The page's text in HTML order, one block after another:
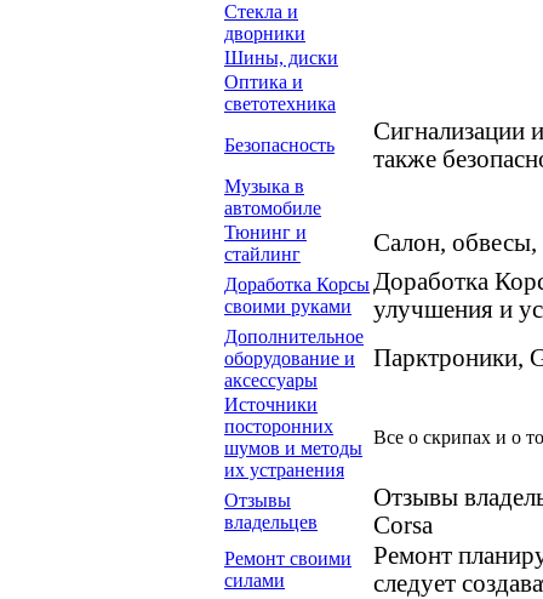
Стекла и
дворники
Шины, диски
Оптика и
светотехника
Безопасность
Сигнализации
также
Музыка в
автомобиле
Тюнинг и
стайлинг
Салон, обвесы,
Доработка Корсы
своими руками
Доработка
улучшения и
Дополнительное
оборудование и
аксессуары
Парктроники,
Источники
посторонних
шумов и методы
их устранения
Все о скрипах и о
Отзывы
владельцев
Отзывы
Corsa
Ремонт своими
силами
Ремонт
следует